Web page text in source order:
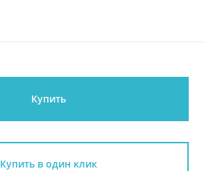
Купить
Купить в один клик